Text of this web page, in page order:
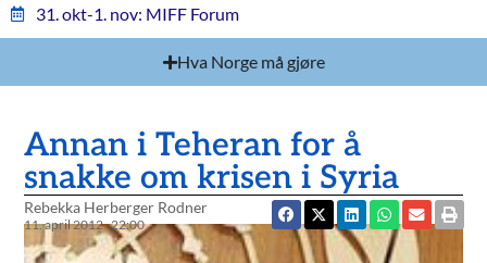
31. okt-1. nov: MIFF Forum
Hva Norge må gjøre
Annan i Teheran for å
snakke om krisen i Syria
Rebekka Herberger Rodner
11. april 2012 22:00